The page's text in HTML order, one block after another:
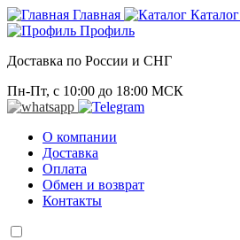
Главная Каталог
Профиль
Доставка по России и СНГ
Пн-Пт, с 10:00 до 18:00 МСК
О компании
Доставка
Оплата
Обмен и возврат
Контакты